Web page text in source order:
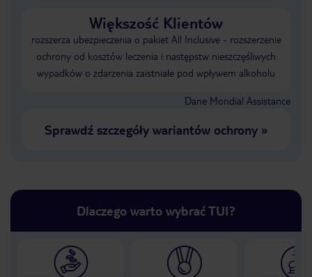
Większość Klientów
rozszerza ubezpieczenia o pakiet All Inclusive - rozszerzenie
ochrony od kosztów leczenia i następstw nieszczęśliwych
wypadków o zdarzenia zaistniałe pod wpływem alkoholu
Dane Mondial Assistance
Sprawdź szczegóły wariantów ochrony»
Dlaczego warto wybrać TUI?